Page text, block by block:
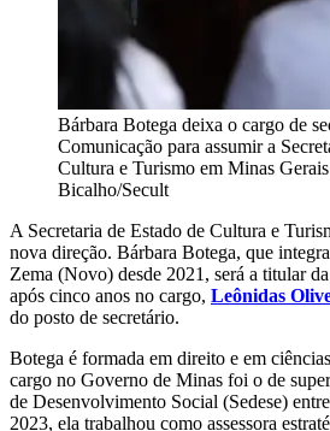
Bárbara Botega deixa o cargo de
Comunicação para assumir a
Cultura e Turismo em Minas Gerais
Bicalho/Secult
A Secretaria de Estado de Cultura e
nova direção. Bárbara Botega, que
Zema (Novo) desde 2021, será a titular
após cinco anos no cargo, Leônidas
do posto de secretário.
Botega é formada em direito e em
cargo no Governo de Minas foi o de
de Desenvolvimento Social (Sedese)
2023, ela trabalhou como assessora